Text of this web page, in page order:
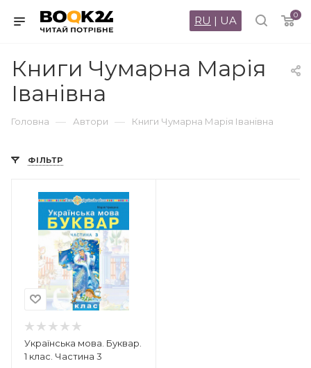
0
RU | UA
Книги Чумарна Марія
Іванівна
Головна — Автори — Книги Чумарна Марія Іванівна
ФІЛЬТР
Українська мова. Буквар.
1 клас. Частина 3